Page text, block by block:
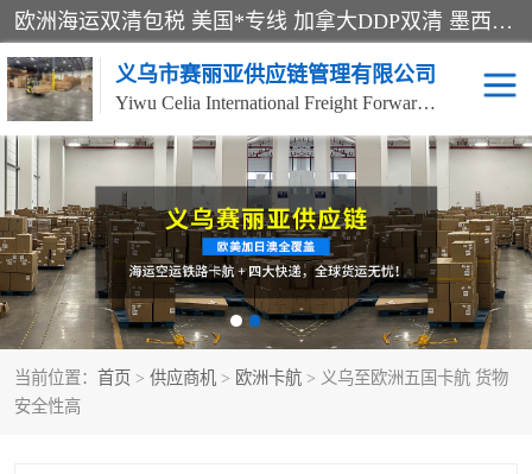
欧洲海运双清包税 美国*专线 加拿大DDP双清 墨西哥跨境空运 澳大利亚专线物流 跨境电商物流服务 国际快递到门服务 海运*渠道 一站式跨境物流解决方案 TikTok/SHEIN专线 电商平台FBA头程运输 国际铁路运输欧洲 UPS/DDHL/联邦快递跨境 美国双清到门物流 跨境*运输
义乌市赛丽亚供应链管理有限公司
Yiwu Celia International Freight Forwarding Co., Ltd
当前位置： 首页 > 供应商机 > 欧洲卡航 > 义乌至欧洲五国卡航 货物
安全性高
美森快船 欧洲卡航
加拿大海运/空运-双清到
门
澳大利亚海运/空运-双清
到门
墨西哥海运/空运-双清到
门